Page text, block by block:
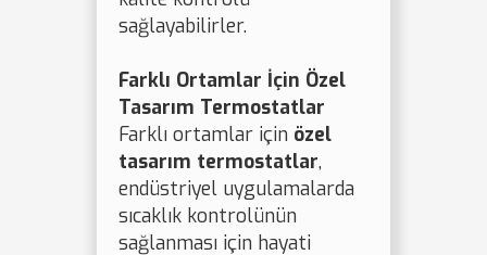
sağlayabilirler.
Farklı Ortamlar İçin Özel
Tasarım Termostatlar
Farklı ortamlar için özel
tasarım termostatlar,
endüstriyel uygulamalarda
sıcaklık kontrolünün
sağlanması için hayati